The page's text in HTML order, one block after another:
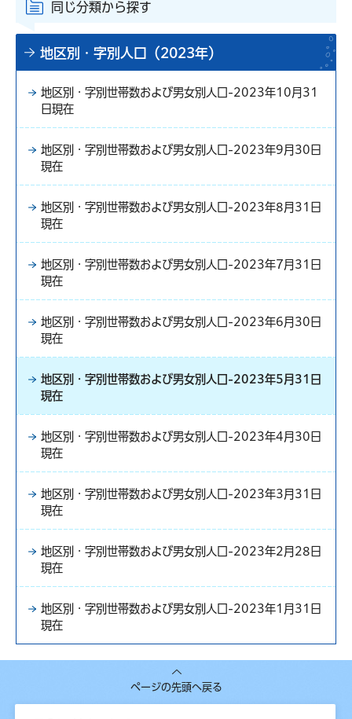
同じ分類から探す
地区別・字別人口（2023年）
地区別・字別世帯数および男女別人口-2023年10月31
日現在
地区別・字別世帯数および男女別人口-2023年9月30日
現在
地区別・字別世帯数および男女別人口-2023年8月31日
現在
地区別・字別世帯数および男女別人口-2023年7月31日
現在
地区別・字別世帯数および男女別人口-2023年6月30日
現在
地区別・字別世帯数および男女別人口-2023年5月31日
現在
地区別・字別世帯数および男女別人口-2023年4月30日
現在
地区別・字別世帯数および男女別人口-2023年3月31日
現在
地区別・字別世帯数および男女別人口-2023年2月28日
現在
地区別・字別世帯数および男女別人口-2023年1月31日
現在
ページの先頭へ戻る